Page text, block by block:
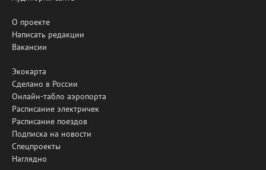
О проекте
Написать редакции
Вакансии
Экокарта
Сделано в России
Онлайн-табло аэропорта
Расписание электричек
Расписание поездов
Подписка на новости
Спецпроекты
Наглядно